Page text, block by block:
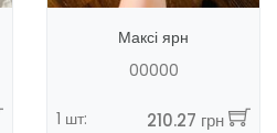
Максі ярн
00000
1 шт:
210.27 грн